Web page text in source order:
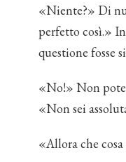
«Niente?» Di
perfetto così.»
questione fosse
«No!» Non
«Non sei
«Allora che